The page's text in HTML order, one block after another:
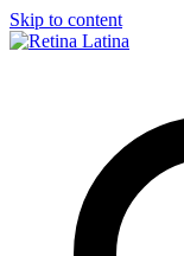
Skip to content